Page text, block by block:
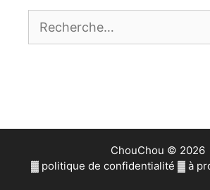
ChouChou © 2026
▓ politique de confidentialité ▓ à